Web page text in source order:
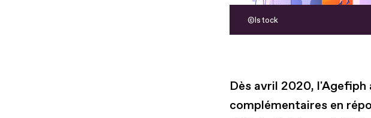
Istock
Dès avril 2020, l'Agefiph
complémentaires en